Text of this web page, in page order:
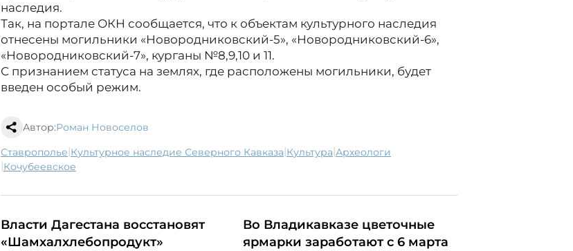
наследия.
Так, на портале ОКН сообщается, что к объектам культурного наследия
отнесены могильники «Новородниковский-5», «Новородниковский-6»,
«Новородниковский-7», курганы №8,9,10 и 11.
С признанием статуса на землях, где расположены могильники, будет
введен особый режим.
Автор:Роман Новоселов
Ставрополье| Культурное наследие Северного Кавказа| культура| археологи
| Кочубеевское
Власти Дагестана восстановят
«Шамхалхлебопродукт»
Во Владикавказе цветочные
ярмарки заработают с 6 марта